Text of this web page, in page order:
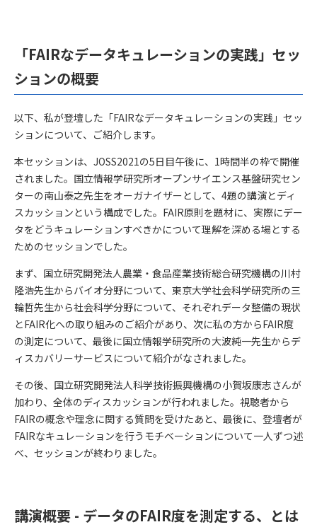
「FAIRなデータキュレーションの実践」セッ
ションの概要
以下、私が登壇した「FAIRなデータキュレーションの実践」セッ
ションについて、ご紹介します。
本セッションは、JOSS2021の5日目午後に、1時間半の枠で開催
されました。国立情報学研究所オープンサイエンス基盤研究セン
ターの南山泰之先生をオーガナイザーとして、4題の講演とディ
スカッションという構成でした。FAIR原則を題材に、実際にデー
タをどうキュレーションすべきかについて理解を深める場とする
ためのセッションでした。
まず、国立研究開発法人農業・食品産業技術総合研究機構の川村
隆浩先生からバイオ分野について、東京大学社会科学研究所の三
輪哲先生から社会科学分野について、それぞれデータ整備の現状
とFAIR化への取り組みのご紹介があり、次に私の方からFAIR度
の測定について、最後に国立情報学研究所の大波純一先生からデ
ィスカバリーサービスについて紹介がなされました。
その後、国立研究開発法人科学技術振興機構の小賀坂康志さんが
加わり、全体のディスカッションが行われました。視聴者から
FAIRの概念や理念に関する質問を受けたあと、最後に、登壇者が
FAIRなキュレーションを行うモチベーションについて一人ずつ述
べ、セッションが終わりました。
講演概要 - データのFAIR度を測定する、とは